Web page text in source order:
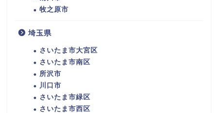
牧之原市
埼玉県
さいたま市大宮区
さいたま市南区
所沢市
川口市
さいたま市緑区
さいたま市西区